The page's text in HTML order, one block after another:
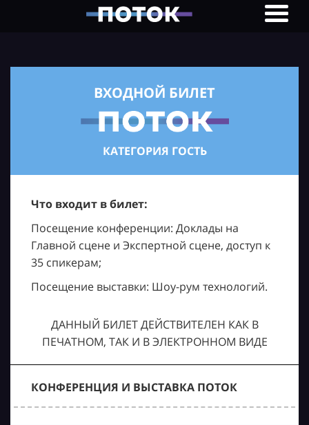
ВХОДНОЙ БИЛЕТ
КАТЕГОРИЯ ГОСТЬ
Что входит в билет:
Посещение конференции: Доклады на
Главной сцене и Экспертной сцене, доступ к
35 спикерам;
Посещение выставки: Шоу-рум технологий.
ДАННЫЙ БИЛЕТ ДЕЙСТВИТЕЛЕН КАК В
ПЕЧАТНОМ, ТАК И В ЭЛЕКТРОННОМ ВИДЕ
КОНФЕРЕНЦИЯ И ВЫСТАВКА ПОТОК